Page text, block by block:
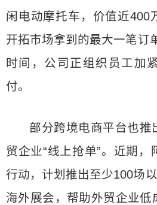
闲电动摩托车，价值近400
开拓市场拿到的最大一笔订
时间，公司正组织员工加
付。
部分跨境电商平台也推
贸企业“线上抢单”。近期
行动，计划推出至少100场
海外展会，帮助外贸企业低